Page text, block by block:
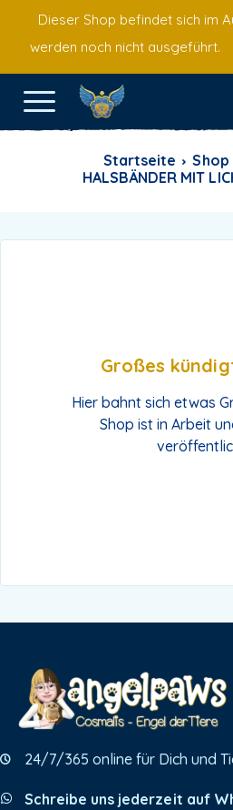
Dieser Shop befindet sich im
werden noch nicht ausgeführt.
Startseite Shop
HALSBÄNDER MIT
Großes
Hier bahnt sich etwas
Shop ist in Arbeit
24/7/365 online für Dich und
Schreibe uns jederzeit auf